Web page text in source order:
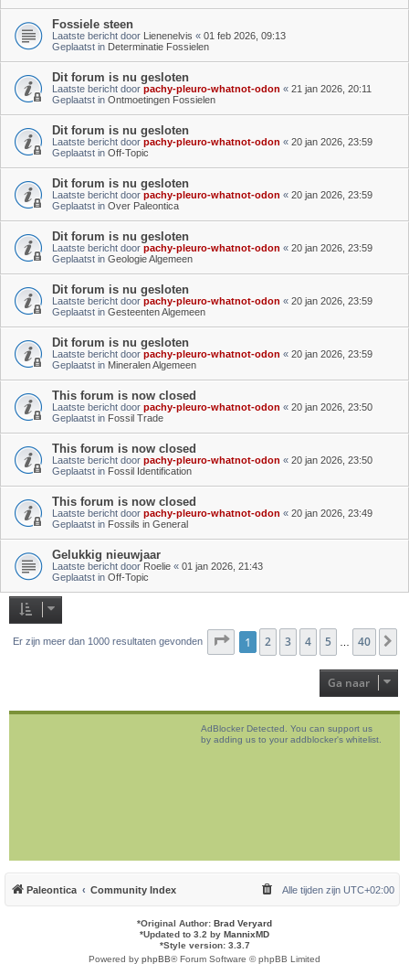
Fossiele steen
Laatste bericht door Lienenelvis « 01 feb 2026, 09:13
Geplaatst in Determinatie Fossielen
Dit forum is nu gesloten
Laatste bericht door pachy-pleuro-whatnot-odon « 21 jan 2026, 20:11
Geplaatst in Ontmoetingen Fossielen
Dit forum is nu gesloten
Laatste bericht door pachy-pleuro-whatnot-odon « 20 jan 2026, 23:59
Geplaatst in Off-Topic
Dit forum is nu gesloten
Laatste bericht door pachy-pleuro-whatnot-odon « 20 jan 2026, 23:59
Geplaatst in Over Paleontica
Dit forum is nu gesloten
Laatste bericht door pachy-pleuro-whatnot-odon « 20 jan 2026, 23:59
Geplaatst in Geologie Algemeen
Dit forum is nu gesloten
Laatste bericht door pachy-pleuro-whatnot-odon « 20 jan 2026, 23:59
Geplaatst in Gesteenten Algemeen
Dit forum is nu gesloten
Laatste bericht door pachy-pleuro-whatnot-odon « 20 jan 2026, 23:59
Geplaatst in Mineralen Algemeen
This forum is now closed
Laatste bericht door pachy-pleuro-whatnot-odon « 20 jan 2026, 23:50
Geplaatst in Fossil Trade
This forum is now closed
Laatste bericht door pachy-pleuro-whatnot-odon « 20 jan 2026, 23:50
Geplaatst in Fossil Identification
This forum is now closed
Laatste bericht door pachy-pleuro-whatnot-odon « 20 jan 2026, 23:49
Geplaatst in Fossils in General
Gelukkig nieuwjaar
Laatste bericht door Roelie « 01 jan 2026, 21:43
Geplaatst in Off-Topic
Er zijn meer dan 1000 resultaten gevonden Pagina1 van 40
1 2 3 4 5 40
Ga naar
AdBlocker Detected. You can support us
by adding us to your addblocker's whitelist.
Paleontica Community Index Alle tijden zijn UTC+02:00
*Original Author: Brad Veryard
*Updated to 3.2 by MannixMD
*Style version: 3.3.7
Powered by phpBB® Forum Software © phpBB Limited